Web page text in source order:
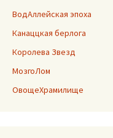
ВодАллейская эпоха
Канаццкая берлога
Королева Звезд
МозгоЛом
ОвощеХрамилище